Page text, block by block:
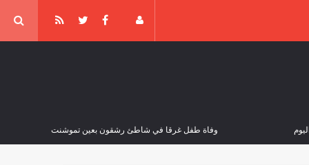
وفاة طفل غرقا في شاطئ رشقون بعين تموشنت